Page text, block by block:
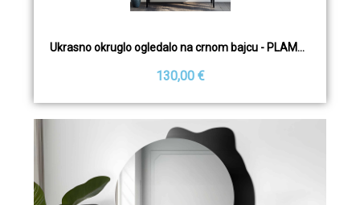
Ukrasno okruglo ogledalo na crnom bajcu - PLAMKO
130,00 €